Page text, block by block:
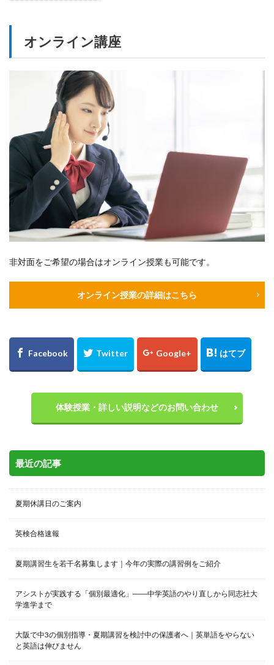
オンライン講座
非対面をご希望の場合はオンライン授業も可能です。
オンライン授業の詳細はこちら
体験授業・詳しい説明などのお問い合わせ
最近の記事
夏期休講日のご案内
英検合格速報
夏期講習生を若干名募集します｜今年の実際の講習例をご紹介
アシストが実践する「個別最適化」――中学英語のやり直しから同志社大
学進学まで
大阪で中3の個別指導・夏期講習を検討中の保護者へ｜英単語をやらない
と英語は伸びません